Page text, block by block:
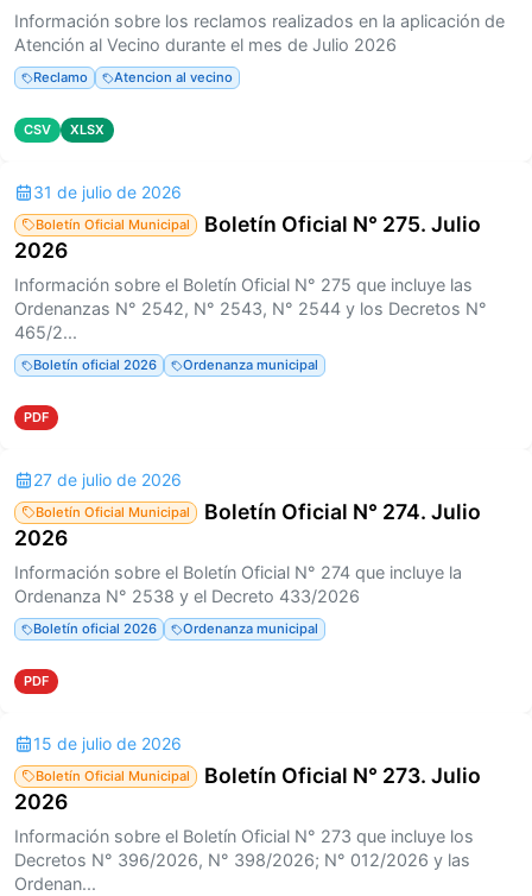
Información sobre los reclamos realizados en la aplicación de
Atención al Vecino durante el mes de Julio 2026
Reclamo Atencion al vecino
CSV XLSX
31 de julio de 2026
Boletín Oficial Municipal
Boletín Oficial N° 275. Julio
2026
Información sobre el Boletín Oficial N° 275 que incluye las
Ordenanzas N° 2542, N° 2543, N° 2544 y los Decretos N°
465/2...
Boletín oficial 2026 Ordenanza municipal
PDF
27 de julio de 2026
Boletín Oficial Municipal
Boletín Oficial N° 274. Julio
2026
Información sobre el Boletín Oficial N° 274 que incluye la
Ordenanza N° 2538 y el Decreto 433/2026
Boletín oficial 2026 Ordenanza municipal
PDF
15 de julio de 2026
Boletín Oficial Municipal
Boletín Oficial N° 273. Julio
2026
Información sobre el Boletín Oficial N° 273 que incluye los
Decretos N° 396/2026, N° 398/2026; N° 012/2026 y las
Ordenan...